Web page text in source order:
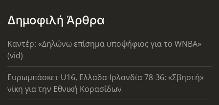
Δημοφιλή Άρθρα
Καντέρ: «Δηλώνω επίσημα υποψήφιος για το WNBA»
(vid)
Ευρωμπάσκετ U16, Ελλάδα-Ιρλανδία 78-36: «Σβηστή»
νίκη για την Εθνική Κορασίδων